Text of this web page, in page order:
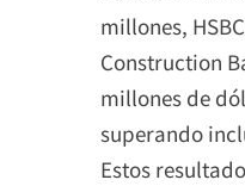
millones,
Construction
millones de
superando
Estos